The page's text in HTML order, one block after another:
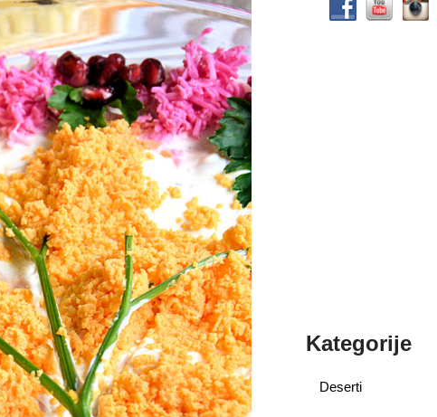
Kategorije
Deserti